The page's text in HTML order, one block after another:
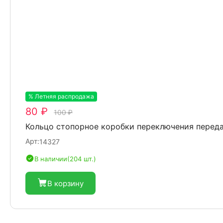
% Летняя распродажа
80 ₽ 100 ₽
Кольцо стопорное коробки переключения
Арт:14327
В наличии(204 шт.)
В корзину